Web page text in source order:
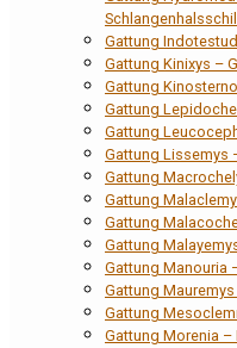
Gattung
Gattung Kinixys –
Gattung
Gattung
Gattung
Gattung Lissemys
Gattung
Gattung
Gattung
Gattung
Gattung Manouria
Gattung
Gattung
Gattung Morenia